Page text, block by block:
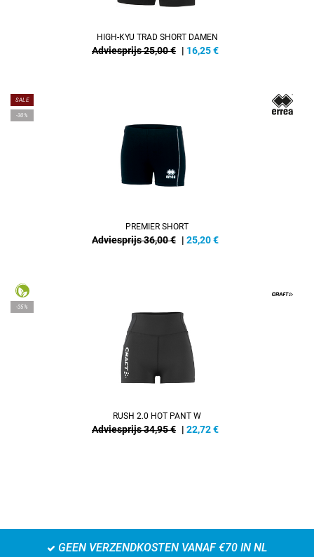
HIGH-KYU TRAD SHORT DAMEN
Adviesprijs 25,00 € | 16,25€
SALE
-30%
PREMIER SHORT
Adviesprijs 36,00 € | 25,20€
-35%
RUSH 2.0 HOT PANT W
Adviesprijs 34,95 € | 22,72€
GEEN VERZENDKOSTEN VANAF €70 IN NL